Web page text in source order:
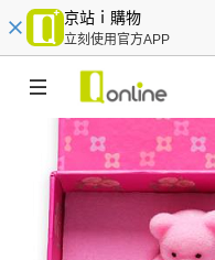
京站ｉ購物
立刻使用官方APP